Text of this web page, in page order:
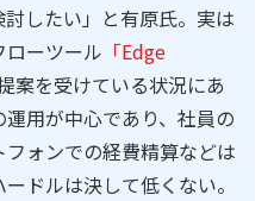
したい」と有原氏。実は
ーツール 「Edge
案を受けている状況にあ
用が中心であり、社員の
ォンでの経費精算などは
ドルは決して低くない。